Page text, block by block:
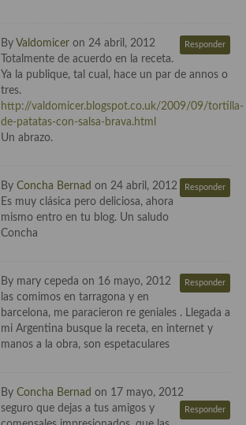
By Valdomicer on 24 abril, 2012 Responder
Totalmente de acuerdo en la receta.
Ya la publique, tal cual, hace un par de annos o
tres.
http://valdomicer.blogspot.co.uk/2009/09/tortilla-
de-patatas-con-salsa-brava.html
Un abrazo.
By Concha Bernad on 24 abril, 2012 Responder
Es muy clásica pero deliciosa, ahora
mismo entro en tu blog. Un saludo
Concha
By mary cepeda on 16 mayo, 2012 Responder
las comimos en tarragona y en
barcelona, me paracieron re geniales . Llegada a
mi Argentina busque la receta, en internet y
manos a la obra, son espetaculares
By Concha Bernad on 17 mayo, 2012
Responder
seguro que dejas a tus amigos y